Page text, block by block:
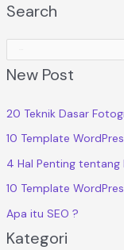
Search
New Post
20 Teknik Dasar
10 Template
4 Hal Penting tentang
10 Template
Apa itu SEO ?
Kategori